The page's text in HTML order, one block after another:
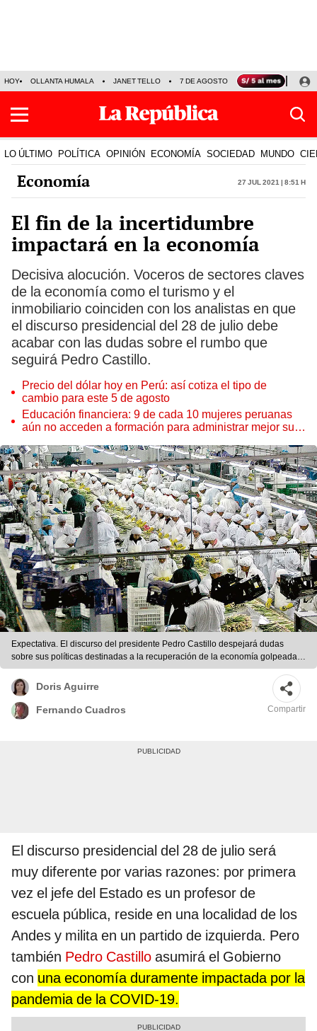
HOY OLLANTA HUMALA JANET TELLO 7 DE AGOSTO TINKA RESULTADOS
LO ÚLTIMO POLÍTICA OPINIÓN ECONOMÍA SOCIEDAD MUNDO
Economía 27 Jul 2021 | 8:51 h
El fin de la incertidumbre
impactará en la economía
Decisiva alocución. Voceros de sectores claves
de la economía como el turismo y el
inmobiliario coinciden con los analistas en que
el discurso presidencial del 28 de julio debe
acabar con las dudas sobre el rumbo que
seguirá Pedro Castillo.
Precio del dólar hoy en Perú: así cotiza el tipo de
cambio para este 5 de agosto
Educación financiera: 9 de cada 10 mujeres peruanas
aún no acceden a formación para administrar mejor su
Expectativa. El discurso del presidente Pedro Castillo despejará dudas
sobre sus políticas destinadas a la recuperación de la economía golpeada
por la COVID-19. Foto: difusión
Doris Aguirre
Fernando Cuadros Compartir
El discurso presidencial del 28 de julio será
muy diferente por varias razones: por primera
vez el jefe del Estado es un profesor de
escuela pública, reside en una localidad de los
Andes y milita en un partido de izquierda. Pero
también Pedro Castillo asumirá el Gobierno
con una economía duramente impactada por la
pandemia de la COVID-19.